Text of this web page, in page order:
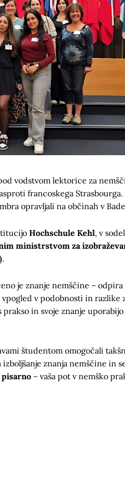
vodstvom lektorice za
francoskega Strasbourga.
opravljali na občinah v
Hochschule Kehl, v
ministrstvom za
.
je znanje nemščine – odpira
v podobnosti in razlike
in svoje znanje
študentom omogočali
znanja nemščine in
– vaša pot v nemško